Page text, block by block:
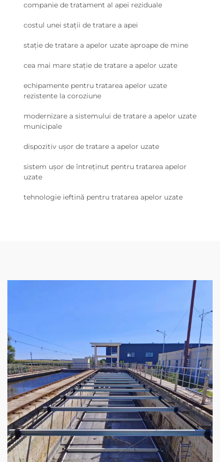
companie de tratament al apei reziduale
costul unei stații de tratare a apei
stație de tratare a apelor uzate aproape de mine
cea mai mare stație de tratare a apelor uzate
echipamente pentru tratarea apelor uzate
rezistente la coroziune
modernizare a sistemului de tratare a apelor uzate
municipale
dispozitiv ușor de tratare a apelor uzate
sistem ușor de întreținut pentru tratarea apelor
uzate
tehnologie ieftină pentru tratarea apelor uzate